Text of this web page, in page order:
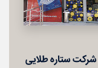
شركت ستاره طلایی